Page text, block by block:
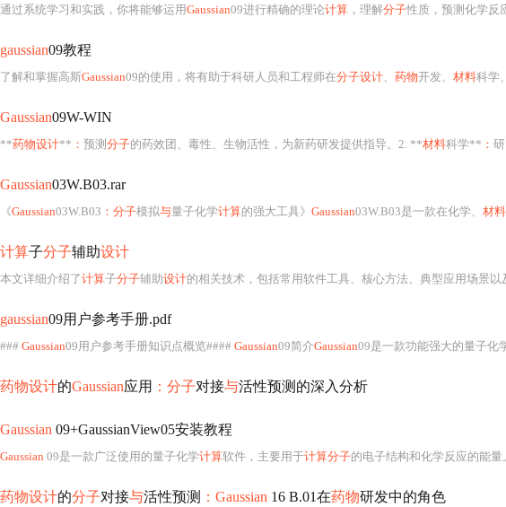
通过系统学习和实践，你将能够运用Gaussian09进行精确的理论计算 ，理解分子性质，预测化学反
gaussian09教程
了解和掌握高斯Gaussian09的使用，将有助于科研人员和工程师在分子设计、 药物开发、 材料科学
Gaussian09W-WIN
**药物设计** ： 预测 分子的药效团、毒性、生物活性，为新药研发提供指导。2. **材料科学** ：
Gaussian03W.B03.rar
《Gaussian03W.B03 ：分子模拟与量子化学计算的强大工具》 Gaussian03W.B03是一款在化学、 材料
计算子分子辅助设计
本文详细介绍了计算子分子辅助设计的相关技术，包括常用软件工具、核心方法、典型应用场景以
gaussian09用户参考手册.pdf
### Gaussian09用户参考手册知识点概览#### Gaussian09简介Gaussian09是一款功能强大的量子化
药物设计的Gaussian应用 ：分子对接与活性预测的深入分析
Gaussian 09+GaussianView05安装教程
Gaussian 09是一款广泛使用的量子化学计算软件，主要用于计算分子的电子结构和化学反应的能量
药物设计的分子对接与活性预测 ：Gaussian 16 B.01在药物研发中的角色